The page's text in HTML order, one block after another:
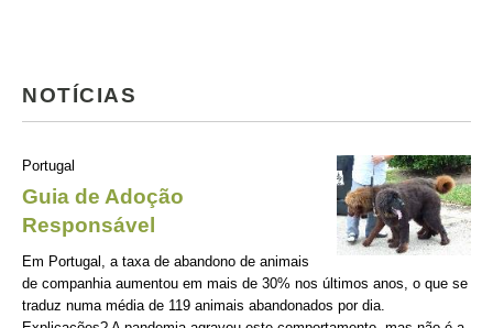
NOTÍCIAS
Portugal
Guia de Adoção
Responsável
Em Portugal, a taxa de abandono de animais
de companhia aumentou em mais de 30% nos últimos anos, o que se
traduz numa média de 119 animais abandonados por dia.